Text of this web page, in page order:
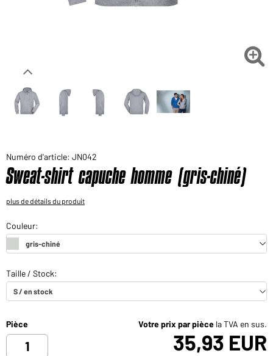

Numéro d'article: JN042
Sweat-shirt capuche homme (gris-chiné)
plus de détails du produit
Pièce Votre prix par pièce la TVA en sus.
35,93 EUR